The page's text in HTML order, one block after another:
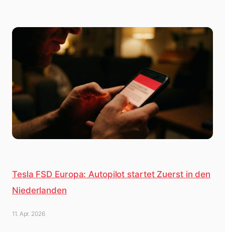
Tesla FSD Europa: Autopilot startet Zuerst in den
Niederlanden
11. Apr. 2026